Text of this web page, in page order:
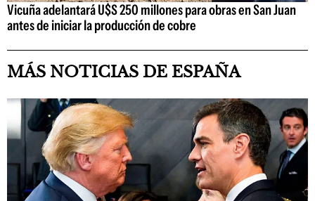
Vicuña adelantará U$S 250 millones para obras en San Juan
antes de iniciar la producción de cobre
MÁS NOTICIAS DE ESPAÑA